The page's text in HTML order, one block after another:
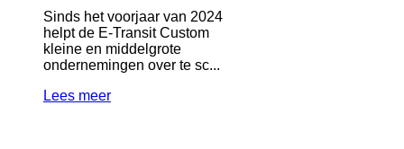
Sinds het voorjaar van 2024
helpt de E-Transit Custom
kleine en middelgrote
ondernemingen over te sc...
Lees meer